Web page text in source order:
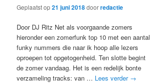
Geplaatst op21 juni 2018doorredactie
Door DJ Ritz Net als voorgaande zomers
hieronder een zomerfunk top 10 met een aantal
funky nummers die naar ik hoop alle lezers
oproepen tot opgetogenheid. Ten slotte begint
de zomer vandaag. Het is een redelijk bonte
verzameling tracks: van … Lees verder →